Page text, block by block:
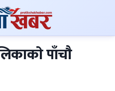
पाँचाै